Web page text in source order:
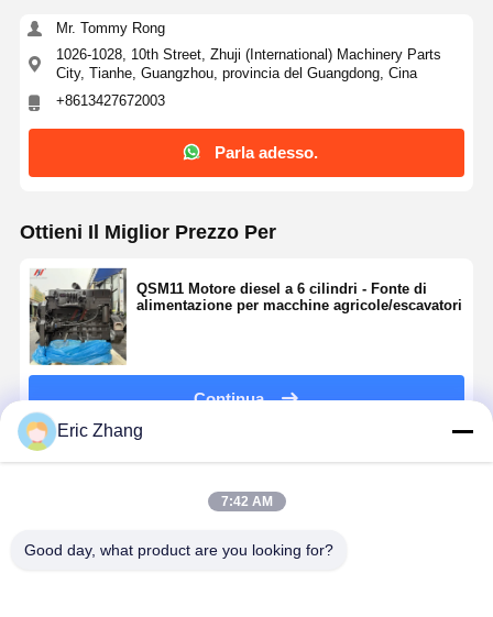
Mr. Tommy Rong
1026-1028, 10th Street, Zhuji (International) Machinery Parts
City, Tianhe, Guangzhou, provincia del Guangdong, Cina
+8613427672003
Parla adesso.
Ottieni Il Miglior Prezzo Per
QSM11 Motore diesel a 6 cilindri - Fonte di
alimentazione per macchine agricole/escavatori
Continua
Eric Zhang
7:42 AM
Good day, what product are you looking for?